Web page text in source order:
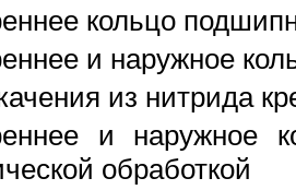
кольцо
и наружное
из нитрида
и наружное
обработкой